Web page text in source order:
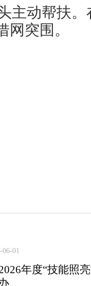
主动帮扶
突围。
06-01
年度“技能照